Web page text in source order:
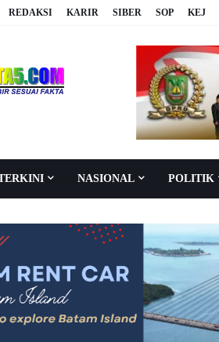
REDAKSI KARIR SIBER SOP KEJ
NASIONAL POLITIK